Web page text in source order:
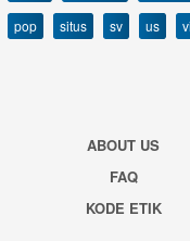
pop
situs sv us
ABOUT US
FAQ
KODE ETIK